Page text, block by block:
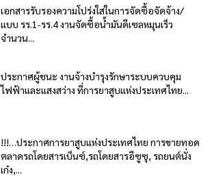
เอกสารรับรองความโปร่งใสในการจัดซื้อจัดจ้าง/
แบบ รร.1-รร.4 งานจัดซื้อน้ำมันดีเซลหมุนเร็ว
จำนวน...
ประกาศผู้ชนะ งานจ้างบำรุงรักษาระบบควบคุม
ไฟฟ้าและแสงสว่าง ที่การยาสูบแห่งประเทศไทย...
!!!…ประกาศการยาสูบแห่งประเทศไทย การขายทอด
ตลาดรถโดยสารเบ็นซ์,รถโดยสารอีซูซุ, รถยนต์นั่ง
เก๋ง,...